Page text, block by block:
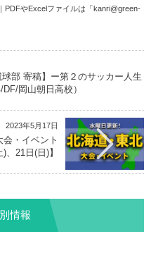
PDFやExcelファイルは「kanri@green-
球部 寄稿】ー第２のサッカー人生
岡山朝日高校）
2023年5月17日
・イベント
、21日(日)】
情報